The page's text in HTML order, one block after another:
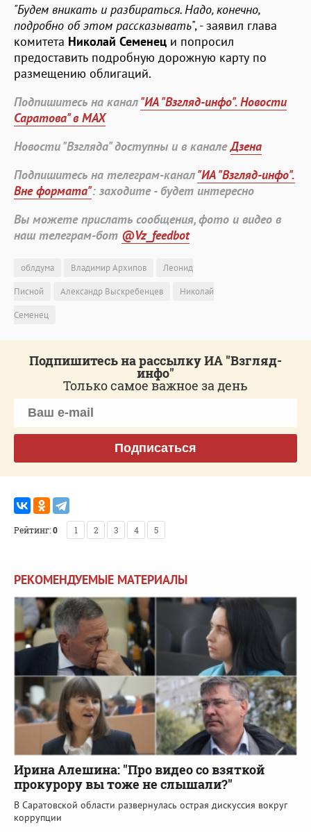
"Будем вникать и разбираться. Надо, конечно,
подробно об этом рассказывать", - заявил глава
комитета Николай Семенец и попросил
предоставить подробную дорожную карту по
размещению облигаций.
Подпишитесь на канал"ИА "Взгляд-инфо". Новости
Саратова" в MAX
Новости "Взгляда" доступны и в каналеДзена
Подпишитесь на телеграм-канал"ИА "Взгляд-инфо".
Вне формата": заходите - будет интересно
Вы можете прислать сообщения, фото и видео в
наш телеграм-бот @Vz_feedbot
облдума Владимир Архипов
Леонид
Писной
Александр Выскребенцев
Николай
Семенец
Подпишитесь на рассылку ИА "Взгляд-
инфо"
Только самое важное за день
Подписаться
Рейтинг:0 1 2 3 4 5
РЕКОМЕНДУЕМЫЕ МАТЕРИАЛЫ
Ирина Алешина: "Про видео со взяткой
прокурору вы тоже не слышали?"
В Саратовской области развернулась острая дискуссия вокруг
коррупции